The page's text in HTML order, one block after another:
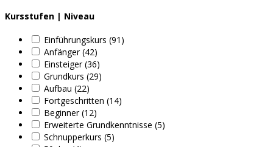
Kursstufen | Niveau
Einführungskurs (91)
Anfänger (42)
Einsteiger (36)
Grundkurs (29)
Aufbau (22)
Fortgeschritten (14)
Beginner (12)
Erweiterte Grundkenntnisse (5)
Schnupperkurs (5)